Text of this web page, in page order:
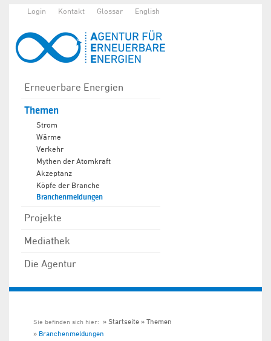
Login Kontakt Glossar English
Erneuerbare Energien
Themen
Strom
Wärme
Verkehr
Mythen der Atomkraft
Akzeptanz
Köpfe der Branche
Branchenmeldungen
Projekte
Mediathek
Die Agentur
Sie befinden sich hier: Startseite
Themen
Branchenmeldungen